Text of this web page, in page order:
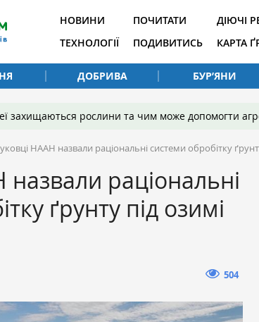
НОВИНИ
ТЕХНОЛОГІЇ
ПОЧИТАТИ
ПОДИВИТИСЬ
ДІЮЧІ
КАРТА
ДОБРИВА БУР’ЯНИ
захищаються рослини та чим може допомогти
НААН назвали раціональні системи обробітку
раціональні
ґрунту під озимі
504